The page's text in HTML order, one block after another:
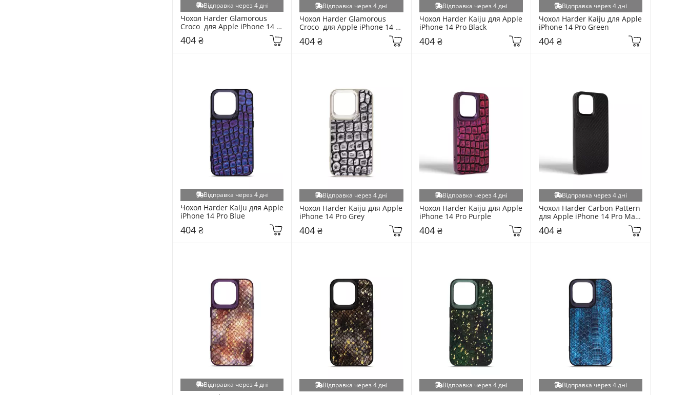
Відправка через 4 дні
Чохол Harder Glamorous
Croco  для Apple iPhone 14
404 ₴
Відправка через 4 дні
Чохол Harder Glamorous
Croco  для Apple iPhone 14
404 ₴
Відправка через 4 дні
Чохол Harder Kaiju для Apple
iPhone 14 Pro Black
404 ₴
Відправка через 4 дні
Чохол Harder Kaiju для Apple
iPhone 14 Pro Green
404 ₴
Відправка через 4 дні
Чохол Harder Kaiju для Apple
iPhone 14 Pro Blue
404 ₴
Відправка через 4 дні
Чохол Harder Kaiju для Apple
iPhone 14 Pro Grey
404 ₴
Відправка через 4 дні
Чохол Harder Kaiju для Apple
iPhone 14 Pro Purple
404 ₴
Відправка через 4 дні
Чохол Harder Carbon Pattern
для Apple iPhone 14 Pro Max
404 ₴
Відправка через 4 дні Відправка через 4 дні Відправка через 4 дні Відправка через 4 дні